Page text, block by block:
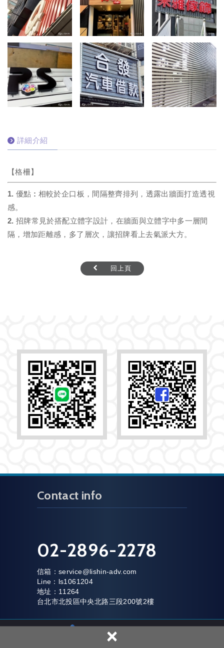
×
詳細介紹
【格柵】
1. 優點 : 相較於企口板，間隔整齊排列，透露出牆面打造透視
感。
2. 招牌常見於搭配立體字設計，在牆面與立體字中多一層間
隔，增加距離感，多了層次，讓招牌看上去氣派大方。
回上頁
Contact info
02-2896-2278
信箱：service@lishin-adv.com
Line：ls1061204
地址：11264
台北市北投區中央北路三段200號2樓